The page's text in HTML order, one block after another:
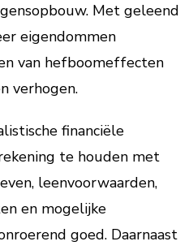
Met geleend
eigendommen
van hefboomeffecten
verhogen.
financiële
te houden met
leenvoorwaarden,
en mogelijke
goed. Daarnaast